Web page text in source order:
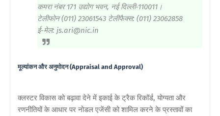
कमरा नंबर 171 उद्योग भवन, नई दिल्ली-110011।
टेलीफोन (011) 23061543 टेलीफैक्स: (011) 23062858
ई-मेल: js.ari@nic.in
मूल्यांकन और अनुमोदन (Appraisal and Approval)
क्लस्टर विकास को बढ़ावा देने में इकाई के ट्रैक रिकॉर्ड, योग्यता और
रणनीतियों के आधार पर नोडल एजेंसी को शामिल करने के प्रस्तावों का